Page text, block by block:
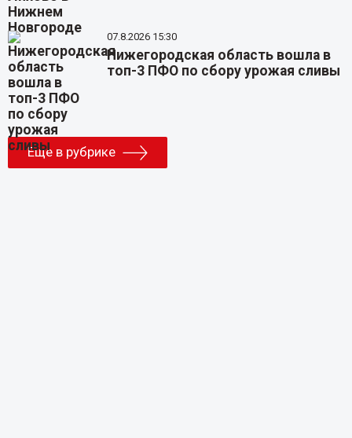
07.8.2026 15:30
Нижегородская область вошла в
топ-3 ПФО по сбору урожая сливы
Еще в рубрике